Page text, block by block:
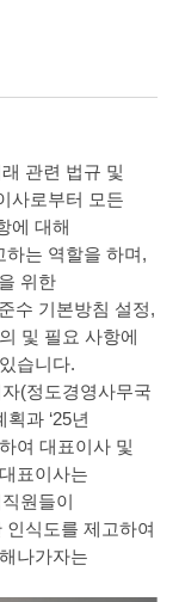
관련 법규 및
사로부터 모든
에 대해
하는 역할을 하며,
위한
수 기본방침 설정,
및 필요 사항에
습니다.
(정도경영사무국
과 ‘25년
여 대표이사 및
표이사는
원들이
식도를 제고하여
나가자는